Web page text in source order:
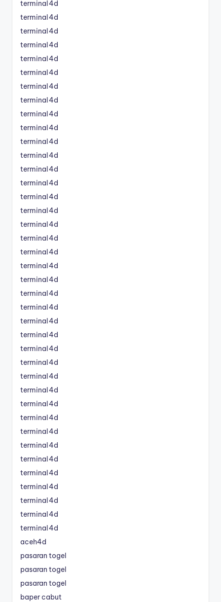
terminal4d
terminal4d
terminal4d
terminal4d
terminal4d
terminal4d
terminal4d
terminal4d
terminal4d
terminal4d
terminal4d
terminal4d
terminal4d
terminal4d
terminal4d
terminal4d
terminal4d
terminal4d
terminal4d
terminal4d
terminal4d
terminal4d
terminal4d
terminal4d
terminal4d
terminal4d
terminal4d
terminal4d
terminal4d
terminal4d
terminal4d
terminal4d
terminal4d
terminal4d
terminal4d
terminal4d
terminal4d
terminal4d
terminal4d
aceh4d
pasaran togel
pasaran togel
pasaran togel
baper cabut